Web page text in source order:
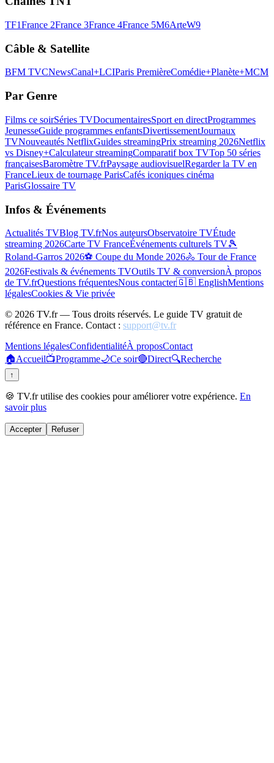
TF1France 2France 3France 4France 5M6ArteW9
Câble & Satellite
BFM TVCNewsCanal+LCIParis PremièreComédie+Planète+MCM
Par Genre
Films ce soirSéries TVDocumentairesSport en directProgrammes
JeunesseGuide programmes enfantsDivertissementJournaux
TVNouveautés NetflixGuides streamingPrix streaming 2026Netflix
vs Disney+Calculateur streamingComparatif box TVTop 50 séries
françaisesBaromètre TV.frPaysage audiovisuelRegarder la TV en
FranceLieux de tournage ParisCafés iconiques cinéma
ParisGlossaire TV
Infos & Événements
Actualités TVBlog TV.frNos auteursObservatoire TVÉtude
streaming 2026Carte TV FranceÉvénements culturels TV🎾
Roland-Garros 2026⚽ Coupe du Monde 2026🚴 Tour de France
2026Festivals & événements TVOutils TV & conversionÀ propos
de TV.frQuestions fréquentesNous contacter🇬🇧 EnglishMentions
légalesCookies & Vie privée
© 2026 TV.fr — Tous droits réservés. Le guide TV gratuit de
référence en France. Contact : support@tv.fr
Mentions légalesConfidentialitéÀ proposContact
🏠Accueil📺Programme🌙Ce soir🔴Direct🔍Recherche
↑
🍪 TV.fr utilise des cookies pour améliorer votre expérience. En
savoir plus
Accepter Refuser